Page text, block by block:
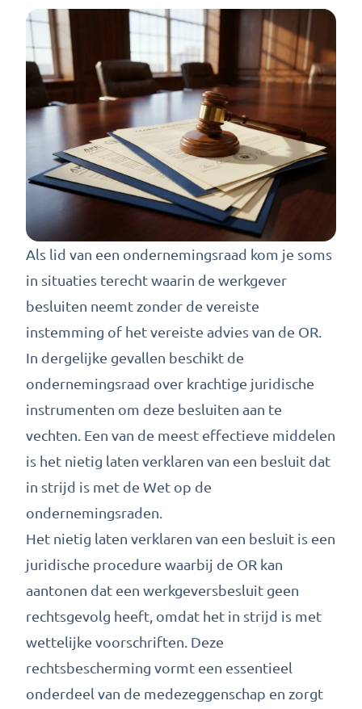
Als lid van een ondernemingsraad kom je soms
in situaties terecht waarin de werkgever
besluiten neemt zonder de vereiste
instemming of het vereiste advies van de OR.
In dergelijke gevallen beschikt de
ondernemingsraad over krachtige juridische
instrumenten om deze besluiten aan te
vechten. Een van de meest effectieve middelen
is het nietig laten verklaren van een besluit dat
in strijd is met de Wet op de
ondernemingsraden.
Het nietig laten verklaren van een besluit is een
juridische procedure waarbij de OR kan
aantonen dat een werkgeversbesluit geen
rechtsgevolg heeft, omdat het in strijd is met
wettelijke voorschriften. Deze
rechtsbescherming vormt een essentieel
onderdeel van de medezeggenschap en zorgt